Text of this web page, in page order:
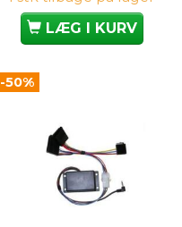
LÆG I KURV
-50%